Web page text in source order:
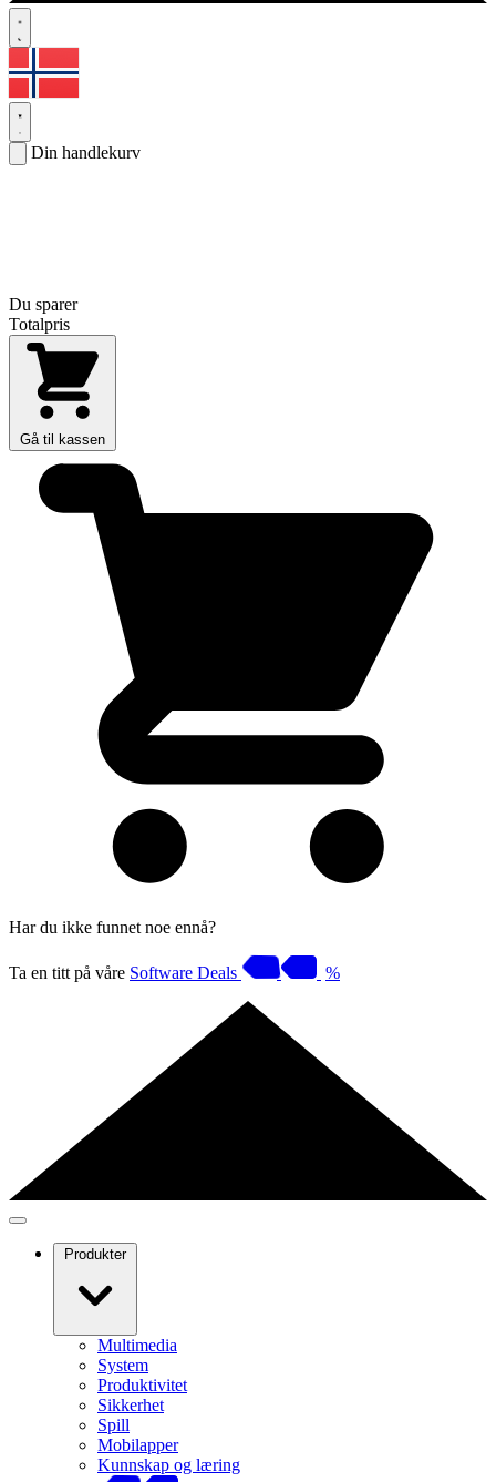
Din handlekurv
Du sparer
Totalpris
Gå til kassen
Har du ikke funnet noe ennå?
Ta en titt på våre Software Deals %
Produkter
Multimedia
System
Produktivitet
Sikkerhet
Spill
Mobilapper
Kunnskap og læring